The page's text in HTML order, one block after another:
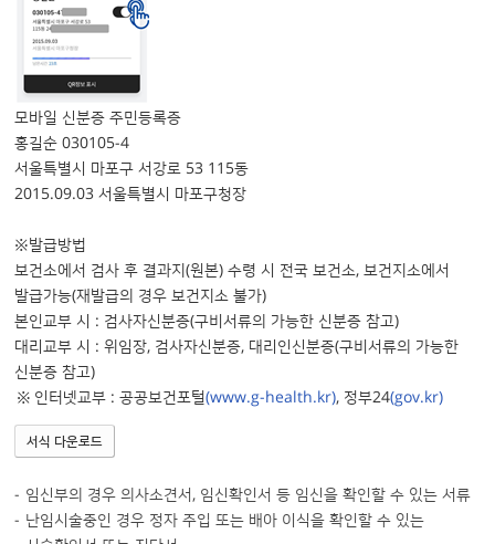
모바일 신분증 주민등록증
홍길순 030105-4
서울특별시 마포구 서강로 53 115동
2015.09.03 서울특별시 마포구청장
※발급방법
보건소에서 검사 후 결과지(원본) 수령 시 전국 보건소, 보건지소에서
발급가능(재발급의 경우 보건지소 불가)
본인교부 시 : 검사자신분증(구비서류의 가능한 신분증 참고)
대리교부 시 : 위임장, 검사자신분증, 대리인신분증(구비서류의 가능한
신분증 참고)
인터넷교부 : 공공보건포털(www.g-health.kr), 정부24(gov.kr)
서식 다운로드
임신부의 경우 의사소견서, 임신확인서 등 임신을 확인할 수 있는 서류
난임시술중인 경우 정자 주입 또는 배아 이식을 확인할 수 있는